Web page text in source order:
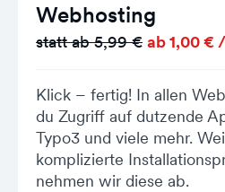
Webhosting
statt ab 5,99 € ab 1,00 €
Klick – fertig! In allen
du Zugriff auf dutzende
Typo3 und viele mehr.
komplizierte
nehmen wir diese ab.